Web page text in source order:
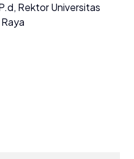
Rektor Universitas